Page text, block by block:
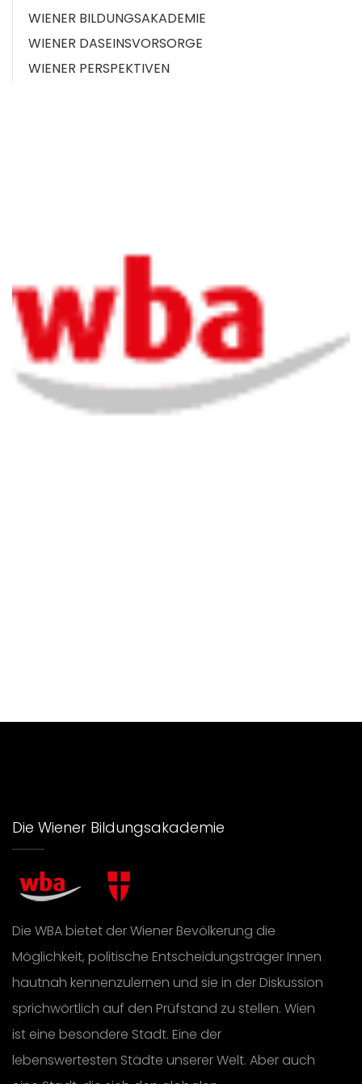
WIENER BILDUNGSAKADEMIE
WIENER DASEINSVORSORGE
WIENER PERSPEKTIVEN
Die Wiener Bildungsakademie
Die WBA bietet der Wiener Bevölkerung die
Möglichkeit, politische Entscheidungsträger Innen
hautnah kennenzulernen und sie in der Diskussion
sprichwörtlich auf den Prüfstand zu stellen. Wien
ist eine besondere Stadt. Eine der
lebenswertesten Städte unserer Welt. Aber auch